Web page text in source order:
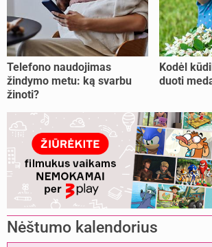
Telefono naudojimas
žindymo metu: ką svarbu
žinoti?
Kodėl
duoti
Nėštumo kalendorius